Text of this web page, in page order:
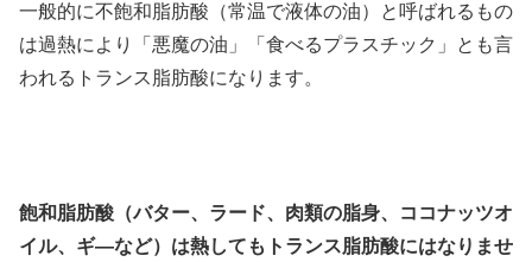
一般的に不飽和脂肪酸（常温で液体の油）と呼ばれるもの
は過熱により「悪魔の油」「食べるプラスチック」とも言
われるトランス脂肪酸になります。
飽和脂肪酸（バター、ラード、肉類の脂身、ココナッツオ
イル、ギ―など）は熱してもトランス脂肪酸にはなりませ